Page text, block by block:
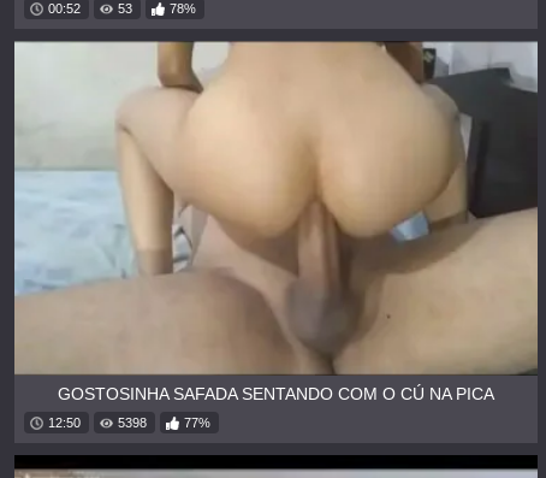
00:52 53 78%
GOSTOSINHA SAFADA SENTANDO COM O CÚ NA PICA
12:50 5398 77%